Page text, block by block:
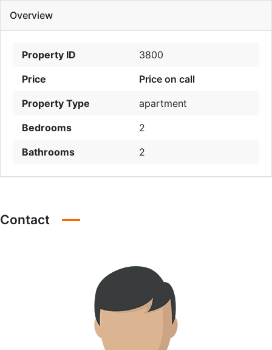
Overview
Property ID
3800
Price
Price on call
Property Type
apartment
Bedrooms
2
Bathrooms
2
Contact